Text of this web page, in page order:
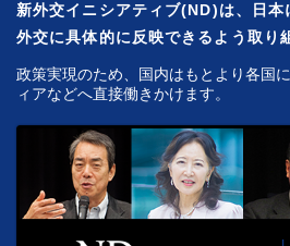
新外交イニシアティブ(ND)は、日本
外交に具体的に反映できるよう取り
政策実現のため、国内はもとより各国
ィアなどへ直接働きかけます。